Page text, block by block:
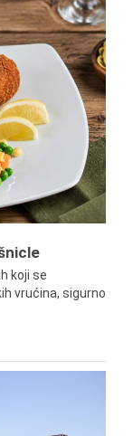
koji se
vrućina, sigurno